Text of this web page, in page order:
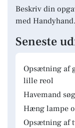
Beskriv din
med Handyhand.
Seneste
Opsætning af
lille reol
Havemand
Hæng lampe
Opsætning af